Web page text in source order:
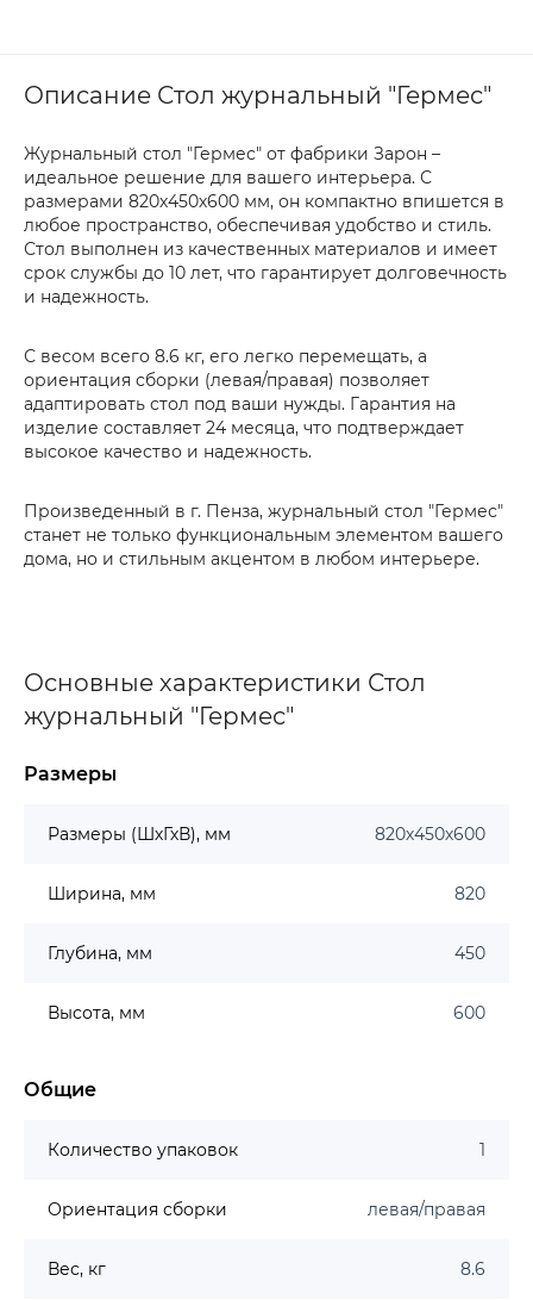
Описание Стол журнальный "Гермес"
Журнальный стол "Гермес" от фабрики Зарон –
идеальное решение для вашего интерьера. С
размерами 820х450х600 мм, он компактно впишется в
любое пространство, обеспечивая удобство и стиль.
Стол выполнен из качественных материалов и имеет
срок службы до 10 лет, что гарантирует долговечность
и надежность.
С весом всего 8.6 кг, его легко перемещать, а
ориентация сборки (левая/правая) позволяет
адаптировать стол под ваши нужды. Гарантия на
изделие составляет 24 месяца, что подтверждает
высокое качество и надежность.
Произведенный в г. Пенза, журнальный стол "Гермес"
станет не только функциональным элементом вашего
дома, но и стильным акцентом в любом интерьере.
Основные характеристики Стол
журнальный "Гермес"
Размеры
Размеры (ШхГхВ), мм 820х450х600
Ширина, мм 820
Глубина, мм 450
Высота, мм 600
Общие
Количество упаковок 1
Ориентация сборки левая/правая
Вес, кг 8.6